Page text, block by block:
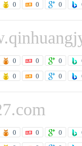
0 0 0
0 0 0
0 0 0
0 0 0